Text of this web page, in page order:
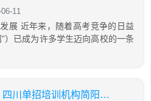
11
展 近年来，随着高考竞争的日益
）已成为许多学生迈向高校的一条
四川单招培训机构简阳，四川单招培训机构简阳地址